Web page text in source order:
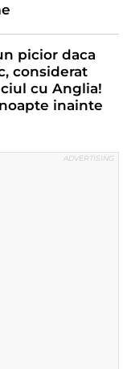
picior daca
considerat
cu Anglia!
inainte